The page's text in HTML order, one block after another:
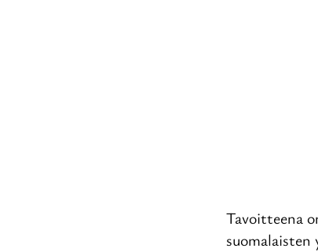
Tavoitteena
suomalaisten